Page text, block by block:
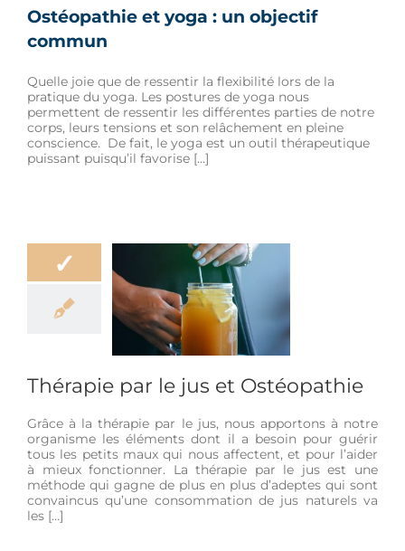
Ostéopathie et yoga : un objectif
commun
Quelle joie que de ressentir la flexibilité lors de la
pratique du yoga. Les postures de yoga nous
permettent de ressentir les différentes parties de notre
corps, leurs tensions et son relâchement en pleine
conscience. De fait, le yoga est un outil thérapeutique
puissant puisqu’il favorise […]
✓
Thérapie par le jus et Ostéopathie
Grâce à la thérapie par le jus, nous apportons à notre
organisme les éléments dont il a besoin pour guérir
tous les petits maux qui nous affectent, et pour l’aider
à mieux fonctionner. La thérapie par le jus est une
méthode qui gagne de plus en plus d’adeptes qui sont
convaincus qu’une consommation de jus naturels va
les […]